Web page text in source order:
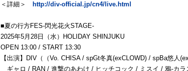
＜詳細＞
http://div-official.jp/cn4/live.html
■夏の行方FES-閃光花火STAGE-
2025年5月28日（水）HOLIDAY SHINJUKU
OPEN 13:00 / START 13:30
【出演】DIV（（Vo. CHISA / spGt冬真(exCLOWD) / spBa悠人
ギャロ / RAN / 進撃のあわけ / ヒッチコック / ミスイ / 鴉-カ